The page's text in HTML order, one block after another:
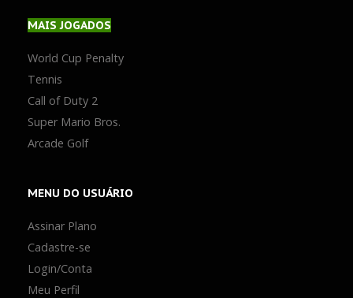
MAISJOGADOS
World Cup Penalty
Tennis
Call of Duty 2
Super Mario Bros.
Arcade Golf
MENU DO USUÁRIO
Assinar Plano
Cadastre-se
Login/Conta
Meu Perfil